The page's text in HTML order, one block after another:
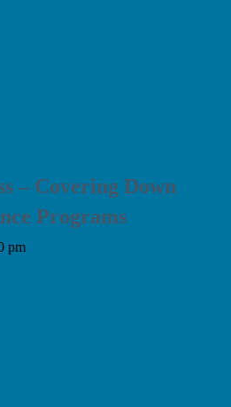
– Covering Down
Programs
pm